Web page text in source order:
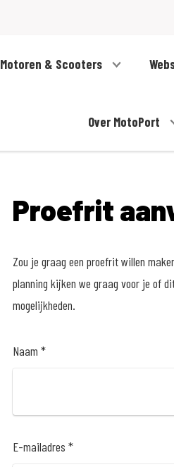
Motoren & Scooters
Over MotoPort
Proefrit
Zou je graag een proefrit willen
planning kijken we graag voor je of
mogelijkheden.
Naam *
E-mailadres *